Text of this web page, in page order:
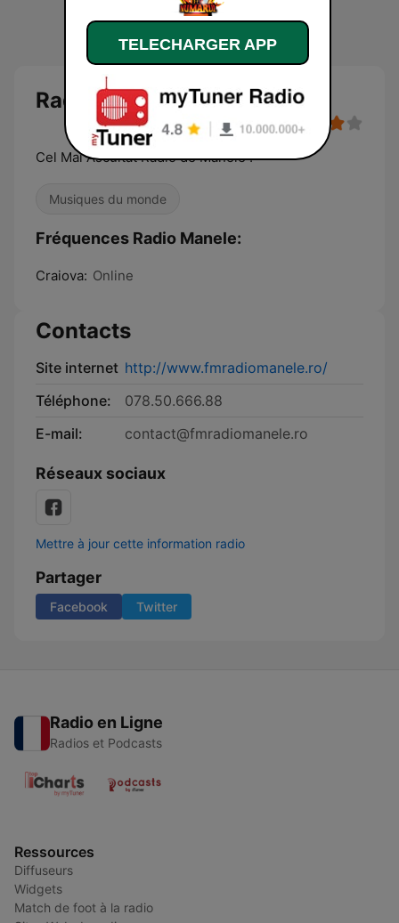
Radio Manele
Cel Mai Ascultat Radio de Manele !
Musiques du monde
Fréquences Radio Manele:
Craiova: Online
Contacts
Site internet http://www.fmradiomanele.ro/
Téléphone:
078.50.666.88
E-mail:
contact@fmradiomanele.ro
Réseaux sociaux
Mettre à jour cette information radio
Partager
Facebook Twitter
Radio en Ligne
Radios et Podcasts
Ressources
Diffuseurs
Widgets
Match de foot à la radio
TELECHARGER APP